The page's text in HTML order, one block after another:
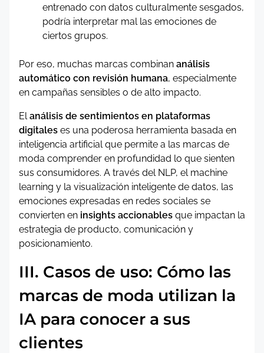
entrenado con datos culturalmente sesgados,
podría interpretar mal las emociones de
ciertos grupos.
Por eso, muchas marcas combinan análisis
automático con revisión humana, especialmente
en campañas sensibles o de alto impacto.
Elanálisis de sentimientos en plataformas
digitales es una poderosa herramienta basada en
inteligencia artificial que permite a las marcas de
moda comprender en profundidad lo que sienten
sus consumidores. A través del NLP, el machine
learning y la visualización inteligente de datos, las
emociones expresadas en redes sociales se
convierten en insights accionables que impactan la
estrategia de producto, comunicación y
posicionamiento.
III. Casos de uso: Cómo las
marcas de moda utilizan la
IA para conocer a sus
clientes